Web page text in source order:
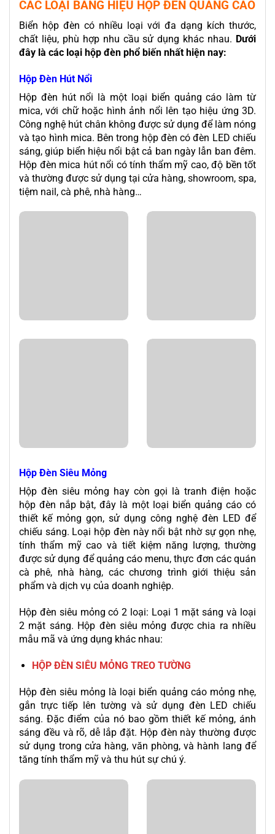
CÁC LOẠI BẢNG HIỆU HỘP ĐÈN QUẢNG CÁO
Biển hộp đèn có nhiều loại với đa dạng kích thước,
chất liệu, phù hợp nhu cầu sử dụng khác nhau. Dưới
đây là các loại hộp đèn phổ biến nhất hiện nay:
Hộp Đèn Hút Nổi
Hộp đèn hút nổi là một loại biển quảng cáo làm từ
mica, với chữ hoặc hình ảnh nổi lên tạo hiệu ứng 3D.
Công nghệ hút chân không được sử dụng để làm nóng
và tạo hình mica. Bên trong hộp đèn có đèn LED chiếu
sáng, giúp biển hiệu nổi bật cả ban ngày lẫn ban đêm.
Hộp đèn mica hút nổi có tính thẩm mỹ cao, độ bền tốt
và thường được sử dụng tại cửa hàng, showroom, spa,
tiệm nail, cà phê, nhà hàng…
Hộp Đèn Siêu Mỏng
Hộp đèn siêu mỏng hay còn gọi là tranh điện hoặc
hộp đèn nắp bật, đây là một loại biển quảng cáo có
thiết kế mỏng gọn, sử dụng công nghệ đèn LED để
chiếu sáng. Loại hộp đèn này nổi bật nhờ sự gọn nhẹ,
tính thẩm mỹ cao và tiết kiệm năng lượng, thường
được sử dụng để quảng cáo menu, thực đơn các quán
cà phê, nhà hàng, các chương trình giới thiệu sản
phẩm và dịch vụ của doanh nghiệp.
Hộp đèn siêu mỏng có 2 loại: Loại 1 mặt sáng và loại
2 mặt sáng. Hộp đèn siêu mỏng được chia ra nhiều
mẫu mã và ứng dụng khác nhau:
HỘP ĐÈN SIÊU MỎNG TREO TƯỜNG
Hộp đèn siêu mỏng là loại biển quảng cáo mỏng nhẹ,
gắn trực tiếp lên tường và sử dụng đèn LED chiếu
sáng. Đặc điểm của nó bao gồm thiết kế mỏng, ánh
sáng đều và rõ, dễ lắp đặt. Hộp đèn này thường được
sử dụng trong cửa hàng, văn phòng, và hành lang để
tăng tính thẩm mỹ và thu hút sự chú ý.